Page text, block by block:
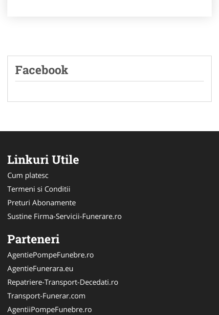
Facebook
Linkuri Utile
Cum platesc
Termeni si Conditii
Preturi Abonamente
Sustine Firma-Servicii-Funerare.ro
Parteneri
AgentiePompeFunebre.ro
AgentieFunerara.eu
Repatriere-Transport-Decedati.ro
Transport-Funerar.com
AgentiiPompeFunebre.ro